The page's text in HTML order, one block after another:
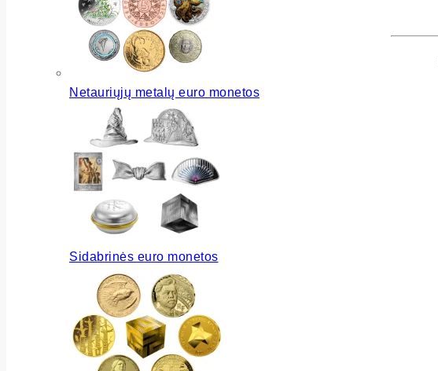
Netauriųjų metalų euro monetos
Sidabrinės euro monetos